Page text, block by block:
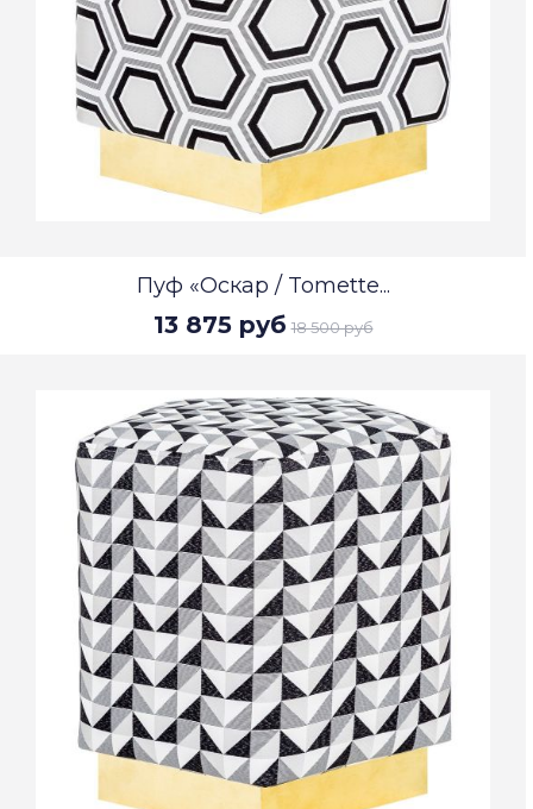
Пуф «Оскар / Tomette...
13 875 руб 18 500 руб